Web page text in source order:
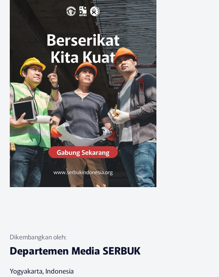
Departemen Media SERBUK
Yogyakarta, Indonesia